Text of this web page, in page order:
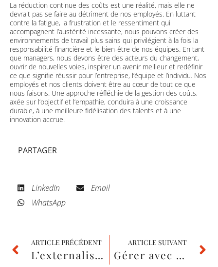
La réduction continue des coûts est une réalité, mais elle ne
devrait pas se faire au détriment de nos employés. En luttant
contre la fatigue, la frustration et le ressentiment qui
accompagnent l’austérité incessante, nous pouvons créer des
environnements de travail plus sains qui privilégient à la fois la
responsabilité financière et le bien-être de nos équipes. En tant
que managers, nous devons être des acteurs du changement,
ouvrir de nouvelles voies, inspirer un avenir meilleur et redéfinir
ce que signifie réussir pour l’entreprise, l’équipe et l’individu. Nos
employés et nos clients doivent être au cœur de tout ce que
nous faisons. Une approche réfléchie de la gestion des coûts,
axée sur l’objectif et l’empathie, conduira à une croissance
durable, à une meilleure fidélisation des talents et à une
innovation accrue.
PARTAGER
LinkedIn
Email
WhatsApp
ARTICLE PRÉCÉDENT
L’externalisation IT est-elle une décision stratégique pour mener à bien la finalisation d’une fusion entre deux entreprises ?
ARTICLE SUIVANT
Gérer avec succès les services de l’environnement de travail de l’utilisateur final : Éléments clés pour les entreprises de taille moyenne